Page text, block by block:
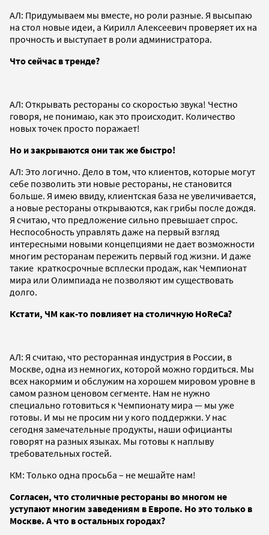
АЛ: Придумываем мы вместе, но роли разные. Я высыпаю
на стол новые идеи, а Кирилл Алексеевич проверяет их на
прочность и выступает в роли администратора.
Что сейчас в тренде?
АЛ: Открывать рестораны со скоростью звука! Честно
говоря, не понимаю, как это происходит. Количество
новых точек просто поражает!
Но и закрываются они так же быстро!
АЛ: Это логично. Дело в том, что клиентов, которые могут
себе позволить эти новые рестораны, не становится
больше. Я имею ввиду, клиентская база не увеличивается,
а новые рестораны открываются, как грибы после дождя.
Я считаю, что предложение сильно превышает спрос.
Неспособность управлять даже на первый взгляд
интересными новыми концепциями не дает возможности
многим ресторанам пережить первый год жизни. И даже
такие краткосрочные всплески продаж, как Чемпионат
мира или Олимпиада не позволяют им существовать
долго.
Кстати, ЧМ как-то повлияет на столичную HoReCa?
АЛ: Я считаю, что ресторанная индустрия в России, в
Москве, одна из немногих, которой можно гордиться. Мы
всех накормим и обслужим на хорошем мировом уровне в
самом разном ценовом сегменте. Нам не нужно
специально готовиться к Чемпионату мира — мы уже
готовы. И мы не просим ни у кого поддержки. У нас
сегодня замечательные продукты, наши официанты
говорят на разных языках. Мы готовы к наплыву
требовательных гостей.
КМ: Только одна просьба – не мешайте нам!
Согласен, что столичные рестораны во многом не
уступают многим заведениям в Европе. Но это только в
Москве. А что в остальных городах?